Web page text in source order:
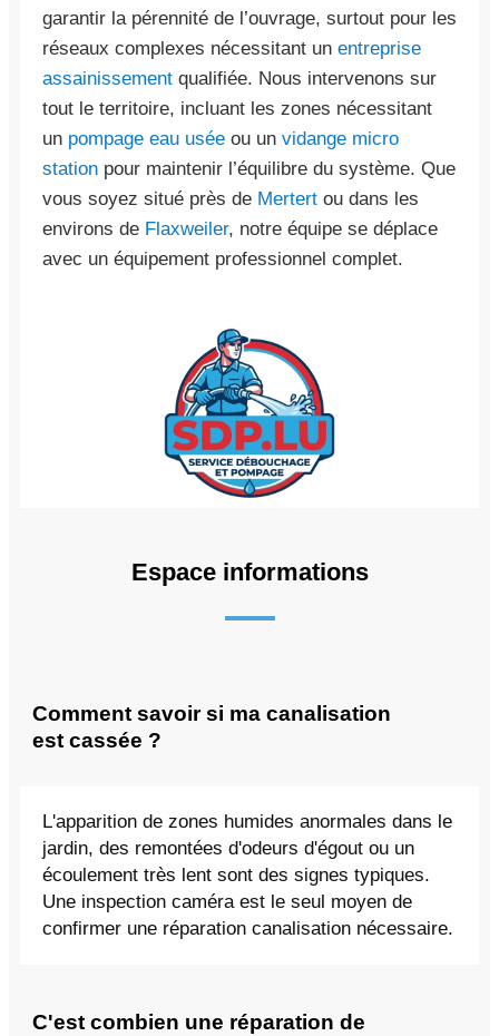
garantir la pérennité de l’ouvrage, surtout pour les
réseaux complexes nécessitant un entreprise
assainissement qualifiée. Nous intervenons sur
tout le territoire, incluant les zones nécessitant
un pompage eau usée ou un vidange micro
station pour maintenir l’équilibre du système. Que
vous soyez situé près de Mertert ou dans les
environs de Flaxweiler, notre équipe se déplace
avec un équipement professionnel complet.
Espace informations
Comment savoir si ma canalisation
est cassée ?
L'apparition de zones humides anormales dans le
jardin, des remontées d'odeurs d'égout ou un
écoulement très lent sont des signes typiques.
Une inspection caméra est le seul moyen de
confirmer une réparation canalisation nécessaire.
C'est combien une réparation de